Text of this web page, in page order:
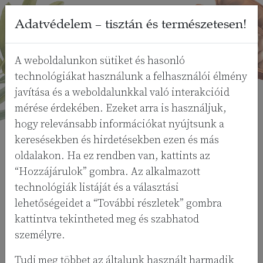
Ugrás a menűhöz
Ugrás a tartalomhoz
Piperita
NATÚRKOZMETIKUM
Keresés a következőre:
Keresés
Kezdőlap Unod a hatástalan dezodorokat?
Unod a hatástalan dezodorokat?
Van megoldás – és még
Adatvédelem – tisztán és természetesen!
A weboldalunkon sütiket és hasonló
technológiákat használunk a felhasználói élmény
javítása és a weboldalunkkal való interakcióid
mérése érdekében. Ezeket arra is használjuk,
hogy relevánsabb információkat nyújtsunk a
keresésekben és hirdetésekben ezen és más
oldalakon. Ha ez rendben van, kattints az
“Hozzájárulok” gombra. Az alkalmazott
technológiák listáját és a választási
lehetőségeidet a “További részletek” gombra
kattintva tekintheted meg és szabhatod
személyre.